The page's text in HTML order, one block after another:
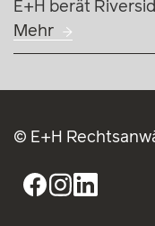
Neue
Vertriebsverträge